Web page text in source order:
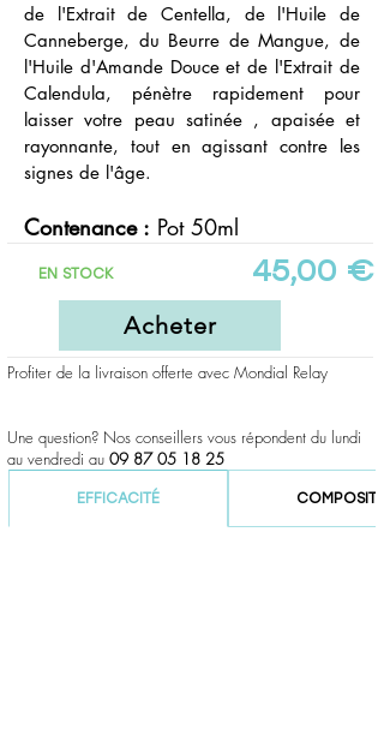
de l'Extrait de Centella, de l'Huile de
Canneberge, du Beurre de Mangue, de
l'Huile d'Amande Douce et de l'Extrait de
Calendula, pénètre rapidement pour
laisser votre peau satinée , apaisée et
rayonnante, tout en agissant contre les
signes de l'âge.
Contenance : Pot 50ml
EN STOCK 45,00 €
Acheter
Profiter de la livraison offerte avec Mondial Relay
Une question? Nos conseillers vous répondent du lundi
au vendredi au 09 87 05 18 25
EFFICACITÉ